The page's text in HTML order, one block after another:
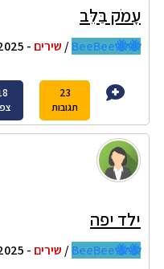
עָמֹק בַּלֵּב
🐝🐝BeeBee
/ שירים - 06/05/2025 20:07
23
תגובות
ילד יפה
🐝🐝BeeBee
/ שירים - 05/05/2025 11:35